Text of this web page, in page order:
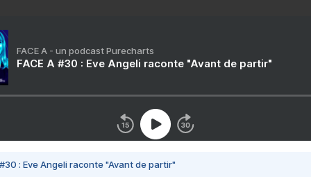
FACE A - un podcast Purecharts
FACE A #30 : Eve Angeli raconte "Avant de partir"
#30 : Eve Angeli raconte "Avant de partir"